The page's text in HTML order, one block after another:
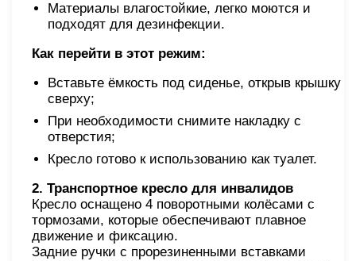
Материалы влагостойкие, легко моются и
подходят для дезинфекции.
Как перейти в этот режим:
Вставьте ёмкость под сиденье, открыв крышку
сверху;
При необходимости снимите накладку с
отверстия;
Кресло готово к использованию как туалет.
2. Транспортное кресло для инвалидов
Кресло оснащено 4 поворотными колёсами с
тормозами, которые обеспечивают плавное
движение и фиксацию.
Задние ручки с прорезиненными вставками